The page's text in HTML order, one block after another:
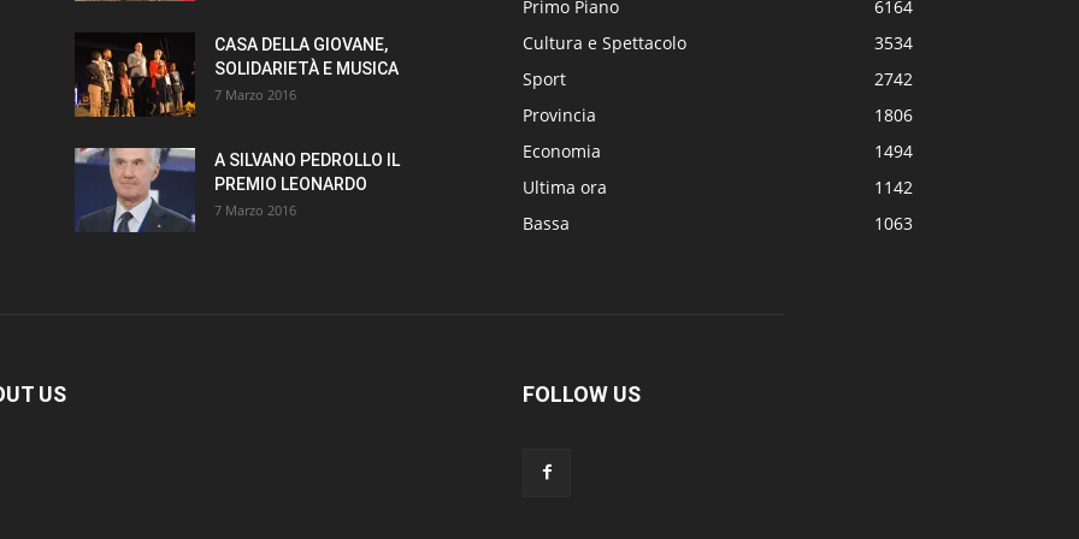
CASA DELLA GIOVANE,
SOLIDARIETÀ E MUSICA
7 Marzo 2016
A SILVANO PEDROLLO IL
PREMIO LEONARDO
7 Marzo 2016
Primo Piano
6164
Cultura e Spettacolo
3534
Sport
2742
Provincia
1806
Economia
1494
Ultima ora
1142
Bassa
1063
US FOLLOW US